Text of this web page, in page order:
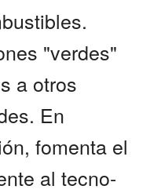
"verdes"
a otros
En
fomenta el
al tecno-